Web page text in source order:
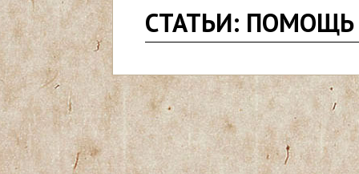
ы
з
д
СТАТЬИ: